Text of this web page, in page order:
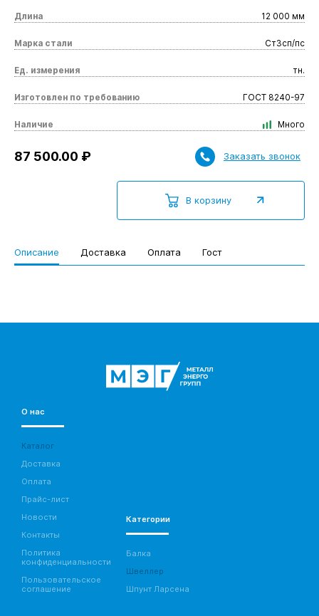
Длина 12 000 мм
Марка стали Ст3сп/пс
Ед. измерения тн.
Изготовлен по требованию ГОСТ 8240-97
Наличие Много
В корзину
87 500.00 ₽ Заказать звонок
Описание Доставка Оплата Гост
О нас
Каталог
Доставка
Оплата
Прайс-лист
Новости
Контакты
Политика
конфиденциальности
Пользовательское
соглашение
Категории
Балка
Швеллер
Шпунт Ларсена